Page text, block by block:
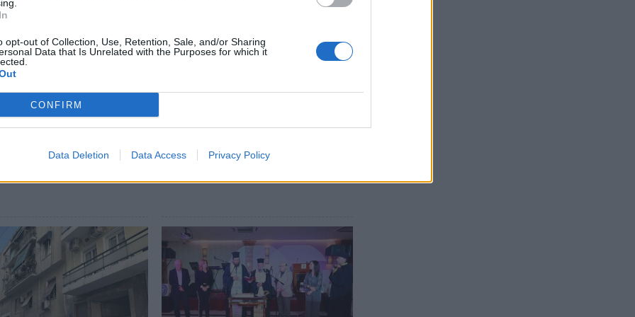
opt-out of Collection, Use, Retention, Sale, and/or Sharing
Data that Is Unrelated with the Purposes for which it
CONFIRM
Data Deletion Data Access Privacy Policy
υγεία καταπατάται βάναυσα.